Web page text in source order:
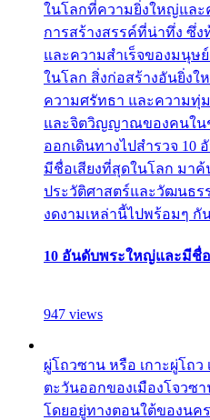
ในโลกที่ความยิ่งใหญ่และ
การสร้างสรรค์ที่น่าทึ่ง ซึ่
และความสำเร็จของมนุ
ในโลก สิ่งก่อสร้างอันยิ่งใ
ความศรัทธา และความทุ่
และจิตวิญญาณของคนใน
ออกเดินทางไปสำรวจ
มีชื่อเสียงที่สุดในโลก มา
ประวัติศาสตร์และวัฒนธร
งดงามเหล่านี้ไปพร้อมๆ กั
10 อันดับพระใหญ่และมีชื่
947 views
ผู่โถวซาน หรือ เกาะผู่โถว
ตะวันออกของเมืองโจวซ
โดยอยู่ทางตอนใต้ของนคร